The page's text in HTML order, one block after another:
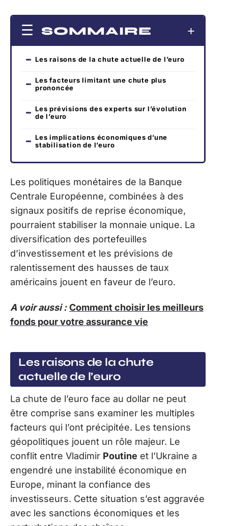
SOMMAIRE
Les raisons de la chute actuelle de l’euro
Les facteurs limitant une chute plus
prononcée
Les prévisions des experts sur l’évolution
de l’euro
Les implications économiques d’une
stabilisation de l’euro
Les politiques monétaires de la Banque
Centrale Européenne, combinées à des
signaux positifs de reprise économique,
pourraient stabiliser la monnaie unique. La
diversification des portefeuilles
d’investissement et les prévisions de
ralentissement des hausses de taux
américains jouent en faveur de l’euro.
A voir aussi : Comment choisir les meilleurs
fonds pour votre assurance vie
Les raisons de la chute
actuelle de l’euro
La chute de l’euro face au dollar ne peut
être comprise sans examiner les multiples
facteurs qui l’ont précipitée. Les tensions
géopolitiques jouent un rôle majeur. Le
conflit entre Vladimir Poutine et l’Ukraine a
engendré une instabilité économique en
Europe, minant la confiance des
investisseurs. Cette situation s’est aggravée
avec les sanctions économiques et les